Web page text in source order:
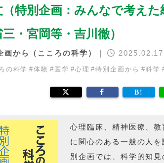
（特別企画：みんなで考え
・宮岡等・吉川徹）
画から（こころの科学）｜ 2025.02.17
の科学 #体験 # 医学 #心理 #特別企画から #科学
心理臨床、精神医療、
に関心のある一般の人
別企画では、科学的知